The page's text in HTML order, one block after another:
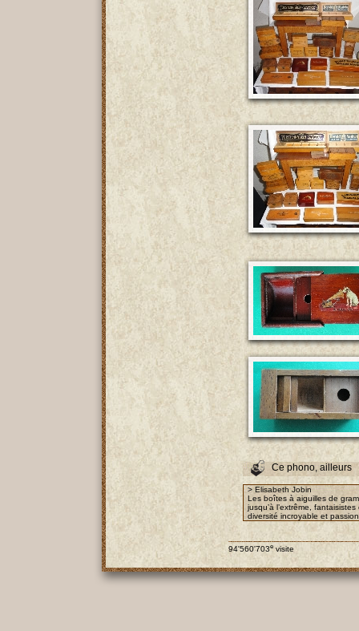
Ce phono, ailleurs
> Elisabeth Jobin
Les boîtes à aiguilles de
jusqu’à l’extrême,
diversité incroyable et
94'560'703e visite